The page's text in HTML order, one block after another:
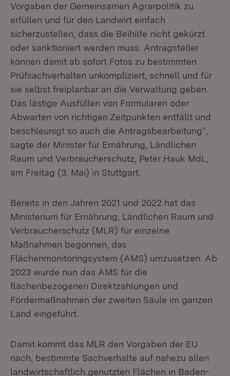
Vorgaben der Gemeinsamen Agrarpolitik zu
erfüllen und für den Landwirt einfach
sicherzustellen, dass die Beihilfe nicht gekürzt
oder sanktioniert werden muss. Antragsteller
können damit ab sofort Fotos zu bestimmten
Prüfsachverhalten unkompliziert, schnell und für
sie selbst freiplanbar an die Verwaltung geben.
Das lästige Ausfüllen von Formularen oder
Abwarten von richtigen Zeitpunkten entfällt und
beschleunigt so auch die Antragsbearbeitung“,
sagte der Minister für Ernährung, Ländlichen
Raum und Verbraucherschutz, Peter Hauk MdL,
am Freitag (3. Mai) in Stuttgart.
Bereits in den Jahren 2021 und 2022 hat das
Ministerium für Ernährung, Ländlichen Raum und
Verbraucherschutz (MLR) für einzelne
Maßnahmen begonnen, das
Flächenmonitoringsystem (AMS) umzusetzen. Ab
2023 wurde nun das AMS für die
flächenbezogenen Direktzahlungen und
Fördermaßnahmen der zweiten Säule im ganzen
Land eingeführt.
Damit kommt das MLR den Vorgaben der EU
nach, bestimmte Sachverhalte auf nahezu allen
landwirtschaftlich genutzten Flächen in Baden-